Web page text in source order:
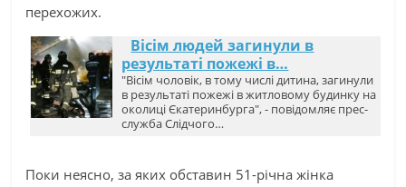
перехожих.
Вісім людей загинули в
результаті пожежі в…
"Вісім чоловік, в тому числі дитина, загинули
в результаті пожежі в житловому будинку на
околиці Єкатеринбурга", - повідомляє прес-
служба Слідчого…
Поки неясно, за яких обставин 51-річна жінка